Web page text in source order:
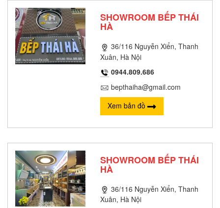
SHOWROOM BẾP THÁI
HÀ
36/116 Nguyễn Xiển, Thanh
Xuân, Hà Nội
0944.809.686
bepthaiha@gmail.com
Xem bản đồ
SHOWROOM BẾP THÁI
HÀ
36/116 Nguyễn Xiển, Thanh
Xuân, Hà Nội